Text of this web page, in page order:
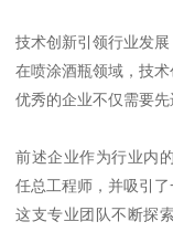
技术创新引领行业发展
在喷涂酒瓶领域，技术
优秀的企业不仅需要
前述企业作为行业内
任总工程师，并吸引了
这支专业团队不断探